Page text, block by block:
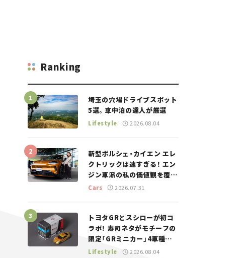
Ranking
埼玉の穴場ドライブスポット
5選。車中泊の達人が厳選
Lifestyle 2026.08.04
新型ポルシェ・カイエン エレ
クトリックは速すぎる！ エン
ジン車派の私の価値観を覆し
た、新しいポルシェの走り。
Cars 2026.07.31
トヨタGRとスシローが初コ
ラボ！ 寿司ネタがモチーフの
限定「GRミニカー」4車種が
登場。入手方法は？【クルマ
Lifestyle 2026.08.04